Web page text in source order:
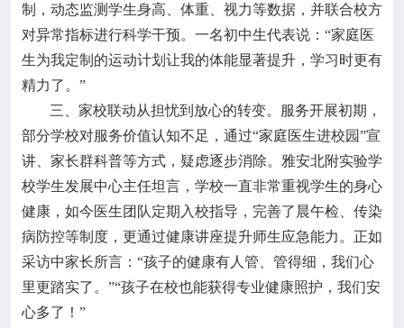
制，动态监测学生身高、体重、视力等数据，并联合校方
对异常指标进行科学干预。一名初中生代表说：“家庭医
生为我定制的运动计划让我的体能显著提升，学习时更有
精力了。”
三、家校联动从担忧到放心的转变。服务开展初期，
部分学校对服务价值认知不足，通过“家庭医生进校园”宣
讲、家长群科普等方式，疑虑逐步消除。雅安北附实验学
校学生发展中心主任坦言，学校一直非常重视学生的身心
健康，如今医生团队定期入校指导，完善了晨午检、传染
病防控等制度，更通过健康讲座提升师生应急能力。正如
采访中家长所言：“孩子的健康有人管、管得细，我们心
里更踏实了。”“孩子在校也能获得专业健康照护，我们安
心多了！”